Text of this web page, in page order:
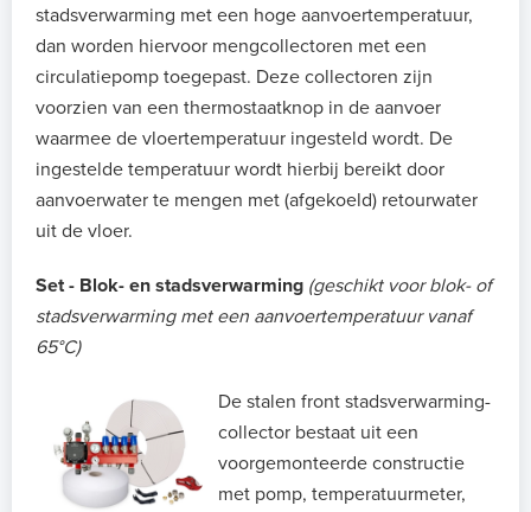
stadsverwarming met een hoge aanvoertemperatuur,
dan worden hiervoor mengcollectoren met een
circulatiepomp toegepast. Deze collectoren zijn
voorzien van een thermostaatknop in de aanvoer
waarmee de vloertemperatuur ingesteld wordt. De
ingestelde temperatuur wordt hierbij bereikt door
aanvoerwater te mengen met (afgekoeld) retourwater
uit de vloer.
Set - Blok- en stadsverwarming (geschikt voor blok- of
stadsverwarming met een aanvoertemperatuur vanaf
65°C)
De stalen front stadsverwarming-
collector bestaat uit een
voorgemonteerde constructie
met pomp, temperatuurmeter,